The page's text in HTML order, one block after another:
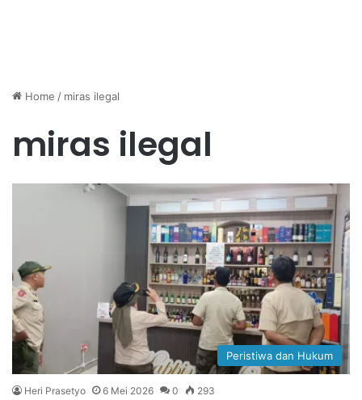
Home / miras ilegal
miras ilegal
Peristiwa dan Hukum
Heri Prasetyo 6 Mei 2026 0 293